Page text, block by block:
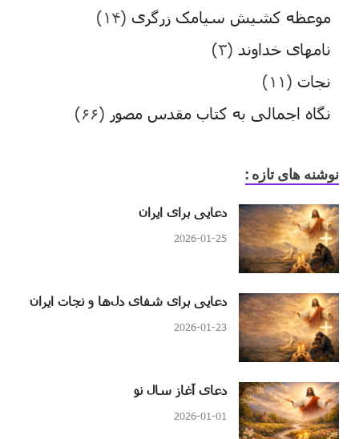
موعظه کشیش سیامک زرگری (۱۴)
نامهای خداوند (۳)
نجات (۱۱)
نگاه اجمالی به کتاب مقدس مصور (۶۶)
نوشنه های تازه :
دعایی برای ایران
2026-01-25
دعایی برای شفای دل‌ها و نجات ایران
2026-01-23
دعای آغاز سال نو
2026-01-01